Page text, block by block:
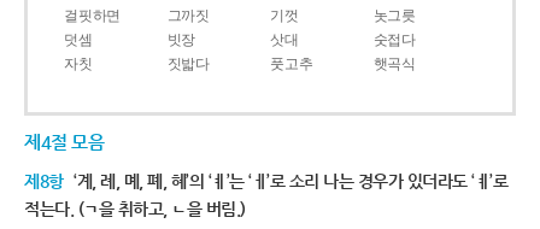
걸핏하면 그까짓 기껏
놋그릇
덧셈
빗장 삿대
숫접다
자칫
짓밟다 풋고추 햇곡식
제4절 모음
제8항 ‘계, 례, 몌, 폐, 혜’의 ‘ㅖ’는 ‘ㅔ’로 소리 나는 경우가 있더라도 ‘ㅖ’로
적는다. (ㄱ을 취하고, ㄴ을 버림.)